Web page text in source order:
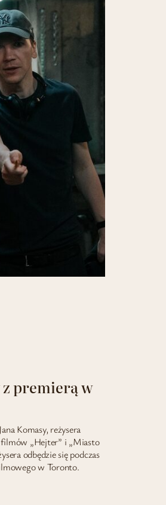
z premierą w
Komasy, reżysera
filmów „Hejter” i „Miasto
odbędzie się podczas
w Toronto.